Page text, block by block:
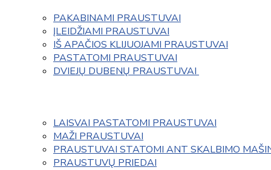
PAKABINAMI PRAUSTUVAI
ĮLEIDŽIAMI PRAUSTUVAI
IŠ APAČIOS KLIJUOJAMI PRAUSTUVAI
PASTATOMI PRAUSTUVAI
DVIEJŲ DUBENŲ PRAUSTUVAI
LAISVAI PASTATOMI PRAUSTUVAI
MAŽI PRAUSTUVAI
PRAUSTUVAI STATOMI ANT SKALBIMO
PRAUSTUVŲ PRIEDAI